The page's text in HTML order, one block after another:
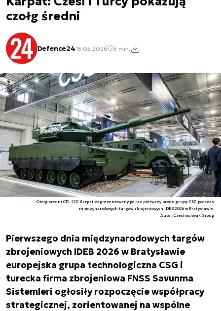
czołg średni
Defence2415.05.2026 5 min.
Czołg średni CFL-120 Karpat zaprezentowany po raz pierwszy przez grupę CSG podczas
międzynarodowych targów zbrojeniowych IDEB 2026 w Bratysławie.
Autor. Czechoslovak Group
Pierwszego dnia międzynarodowych targów
zbrojeniowych IDEB 2026 w Bratysławie
europejska grupa technologiczna CSG i
turecka firma zbrojeniowa FNSS Savunma
Sistemleri ogłosiły rozpoczęcie współpracy
strategicznej, zorientowanej na wspólne